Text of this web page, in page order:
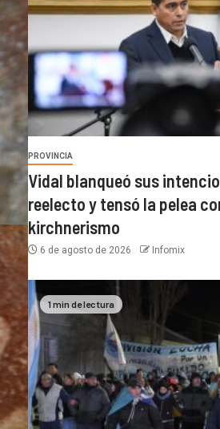
PROVINCIA
Vidal blanqueó sus
reelecto y tensó la pelea
kirchnerismo
6 de agosto de 2026 Infomix
1 min de lectura